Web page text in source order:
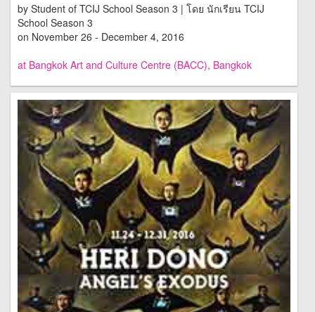
by Student of TCIJ School Season 3 | โดย นักเรียน TCIJ
School Season 3
on November 26 - December 4, 2016
at Bangkok Art and Culture Centre (BACC), Bangkok